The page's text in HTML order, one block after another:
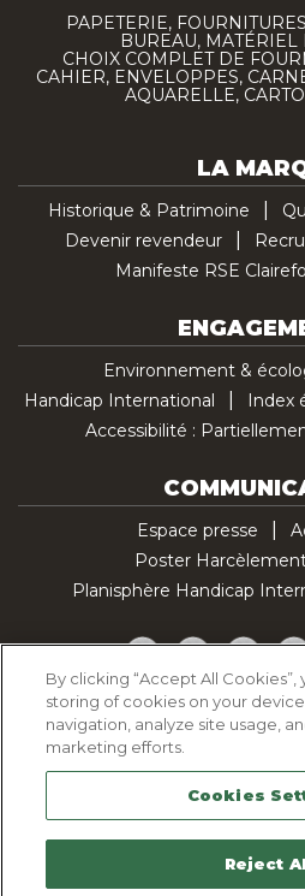
PAPETERIE,
BUREAU, MATÉRIEL
CHOIX COMPLET DE
CAHIER, ENVELOPPES,
AQUARELLE,
LA
Historique & Patrimoine
Devenir revendeur
Manifeste RSE
Environnement &
Handicap International
Index
Accessibilité :
Espace presse
Poster
Planisphère Handicap
Facebook
Twitter
Politique
Politique de
Mentions
Plan du
Contactez-
By clicking “Accept All
storing of cookies on your
navigation, analyze site usage,
marketing efforts.
Cookies
Reject